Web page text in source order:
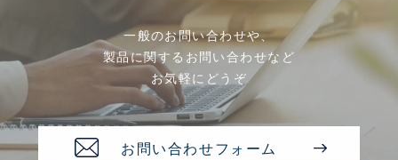
一般のお問い合わせや、
製品に関するお問い合わせなど
お気軽にどうぞ
お問い合わせフォーム